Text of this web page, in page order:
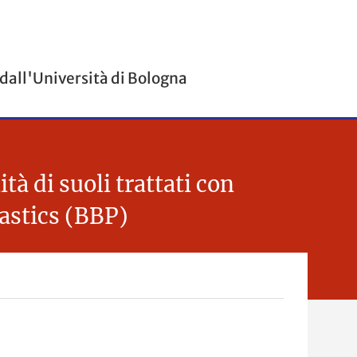
di Bologna
di suoli trattati con
(BBP)